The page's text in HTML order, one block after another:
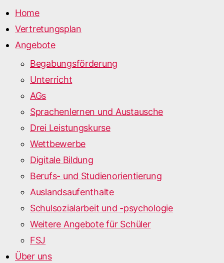
Home
Vertretungsplan
Angebote
Begabungsförderung
Unterricht
AGs
Sprachenlernen und Austausche
Drei Leistungskurse
Wettbewerbe
Digitale Bildung
Berufs- und Studienorientierung
Auslandsaufenthalte
Schulsozialarbeit und -psychologie
Weitere Angebote für Schüler
FSJ
Über uns